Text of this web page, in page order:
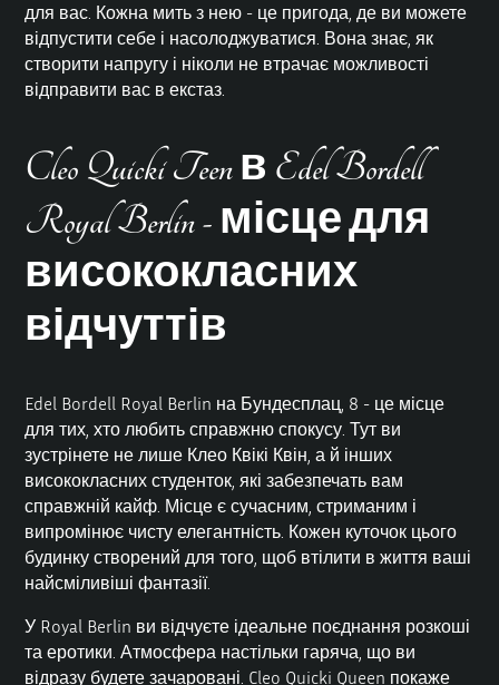
для вас. Кожна мить з нею - це пригода, де ви можете
відпустити себе і насолоджуватися. Вона знає, як
створити напругу і ніколи не втрачає можливості
відправити вас в екстаз.
Cleo Quicki Teen в Edel Bordell
Royal Berlin - місце для
висококласних
відчуттів
Edel Bordell Royal Berlin на Бундесплац, 8 - це місце
для тих, хто любить справжню спокусу. Тут ви
зустрінете не лише Клео Квікі Квін, а й інших
висококласних студенток , які забезпечать вам
справжній кайф. Місце є сучасним, стриманим і
випромінює чисту елегантність. Кожен куточок цього
будинку створений для того, щоб втілити в життя ваші
найсміливіші фантазії.
У Royal Berlin ви відчуєте ідеальне поєднання розкоші
та еротики. Атмосфера настільки гаряча, що ви
відразу будете зачаровані. Cleo Quicki Queen покаже